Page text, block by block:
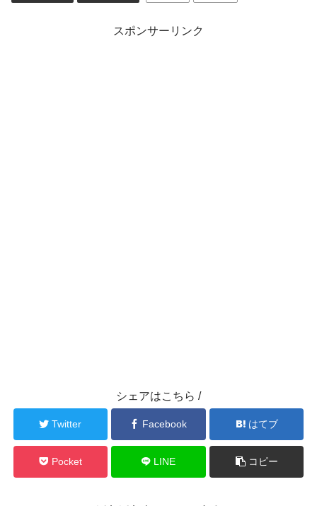
スポンサーリンク
シェアはこちら /
Twitter Facebook はてブ
Pocket LINE コピー